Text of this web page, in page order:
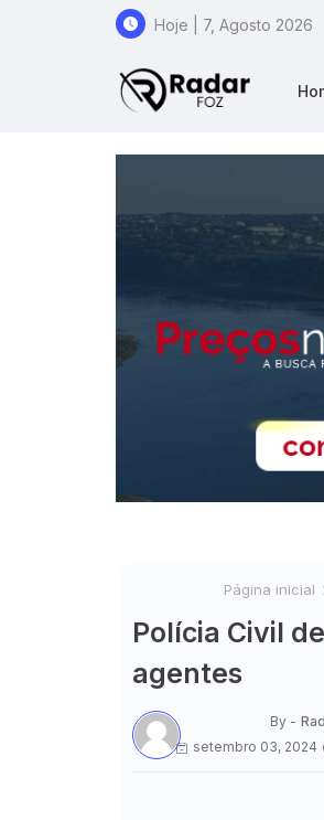
Hoje | 7, Agosto 2026
Página inicial
Polícia Civil
agentes
By -
setembro 03, 2024